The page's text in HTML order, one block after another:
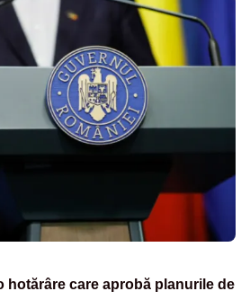
hotărâre care aprobă planurile de